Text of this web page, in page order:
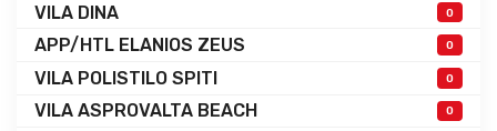
VILA DINA 0
APP/HTL ELANIOS ZEUS 0
VILA POLISTILO SPITI 0
VILA ASPROVALTA BEACH 0